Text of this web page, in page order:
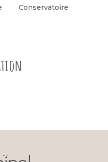
Conservatoire